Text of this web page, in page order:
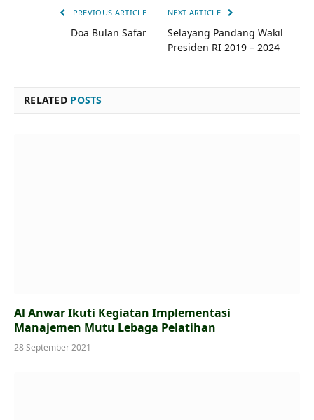
PREVIOUS ARTICLE
Doa Bulan Safar
NEXT ARTICLE
Selayang Pandang Wakil
Presiden RI 2019 – 2024
RELATED POSTS
Al Anwar Ikuti Kegiatan Implementasi
Manajemen Mutu Lebaga Pelatihan
28 September 2021